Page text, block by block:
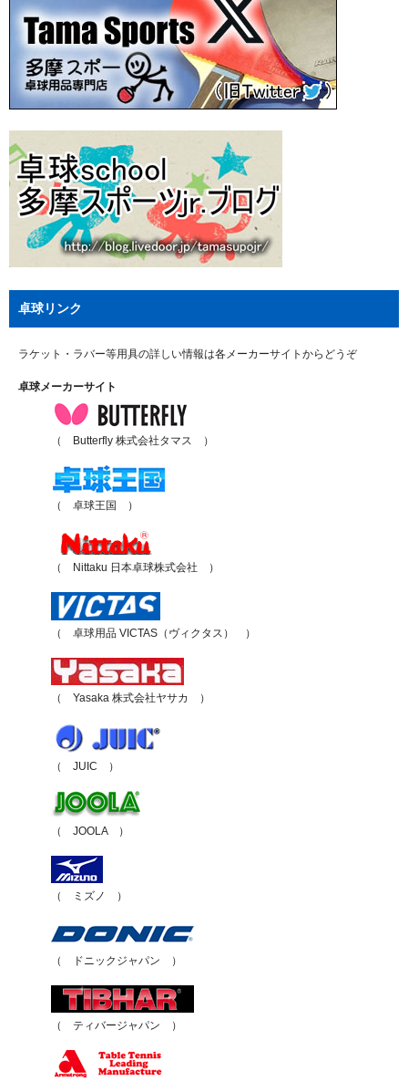
卓球リンク
ラケット・ラバー等用具の詳しい情報は各メーカーサイトからどうぞ
卓球メーカーサイト
（ Butterfly 株式会社タマス ）
（ 卓球王国 ）
（ Nittaku 日本卓球株式会社 ）
（ 卓球用品 VICTAS（ヴィクタス） ）
（ Yasaka 株式会社ヤサカ ）
（ JUIC ）
（ JOOLA ）
（ ミズノ ）
（ ドニックジャパン ）
（ ティバージャパン ）